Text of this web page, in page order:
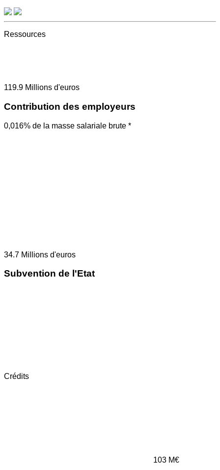
Ressources
119.9 Millions d'euros
Contribution des employeurs
0,016% de la masse salariale brute *
34.7 Millions d'euros
Subvention de l'Etat
Crédits
103 M€